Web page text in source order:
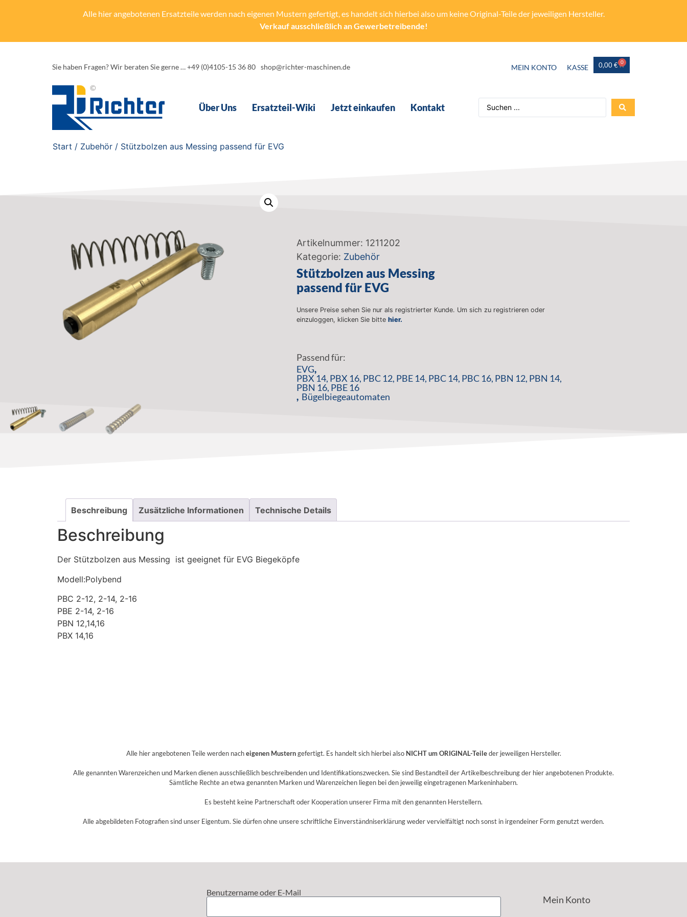
Alle hier angebotenen Ersatzteile werden nach eigenen Mustern gefertigt, es handelt sich hierbei also um keine Original-Teile der jeweiligen Hersteller.
Verkauf ausschließlich an Gewerbetreibende!
Sie haben Fragen? Wir beraten Sie gerne … +49 (0)4105-15 36 80 shop@richter-maschinen.de MEIN KONTO KASSE 0,00€ 0
Über Uns Ersatzteil-Wiki Jetzt einkaufen Kontakt
Start / Zubehör / Stützbolzen aus Messing passend für EVG
Artikelnummer: 1211202
Kategorie: Zubehör
Stützbolzen aus Messing
passend für EVG
Unsere Preise sehen Sie nur als registrierter Kunde. Um sich zu registrieren oder
einzuloggen, klicken Sie bitte hier.
Passend für:
EVG,
PBX 14, PBX 16, PBC 12, PBE 14, PBC 14, PBC 16, PBN 12, PBN 14,
PBN 16, PBE 16
, Bügelbiegeautomaten
Beschreibung Zusätzliche Informationen Technische Details
Beschreibung
Der Stützbolzen aus Messing ist geeignet für EVG Biegeköpfe
Modell:Polybend
PBC 2-12, 2-14, 2-16
PBE 2-14, 2-16
PBN 12,14,16
PBX 14,16
Alle hier angebotenen Teile werden nacheigenen Musterngefertigt. Es handelt sich hierbei also NICHT um ORIGINAL-Teileder jeweiligen Hersteller.
Alle genannten Warenzeichen und Marken dienen ausschließlich beschreibenden und Identifikationszwecken. Sie sind Bestandteil der Artikelbeschreibung der hier angebotenen Produkte.
Sämtliche Rechte an etwa genannten Marken und Warenzeichen liegen bei den jeweilig eingetragenen Markeninhabern.
Es besteht keine Partnerschaft oder Kooperation unserer Firma mit den genannten Herstellern.
Alle abgebildeten Fotografien sind unser Eigentum. Sie dürfen ohne unsere schriftliche Einverständniserklärung weder vervielfältigt noch sonst in irgendeiner Form genutzt werden.
Benutzername oder E-Mail
Mein Konto